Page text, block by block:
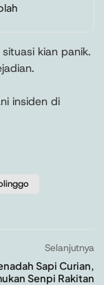
kian panik.
insiden di
Selanjutnya
Sapi Curian,
Senpi Rakitan